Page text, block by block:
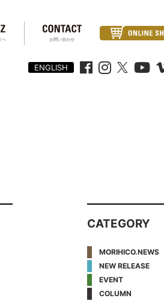
へ お問い合わせ
ENGLISH
CATEGORY
MORIHICO.NEWS
NEW RELEASE
EVENT
COLUMN